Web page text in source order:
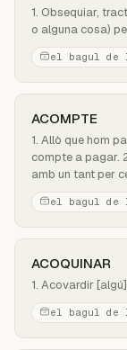
1. Obsequiar,
o alguna cosa)
el bagul de
ACOMPTE
1. Allò que hom
compte a pagar.
amb un tant per
el bagul de
ACOQUINAR
1. Acovardir
el bagul de